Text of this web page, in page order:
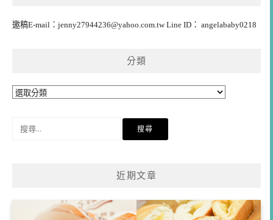
邀稿E-mail： jenny27944236@yahoo.com.twLine ID： angelababy0218
分類
分
近期文章